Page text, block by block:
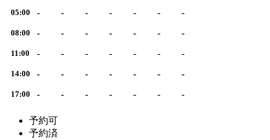
05:00 - - - - - - -
08:00 - - - - - - -
11:00 - - - - - - -
14:00 - - - - - - -
17:00 - - - - - - -
予約可
予約済